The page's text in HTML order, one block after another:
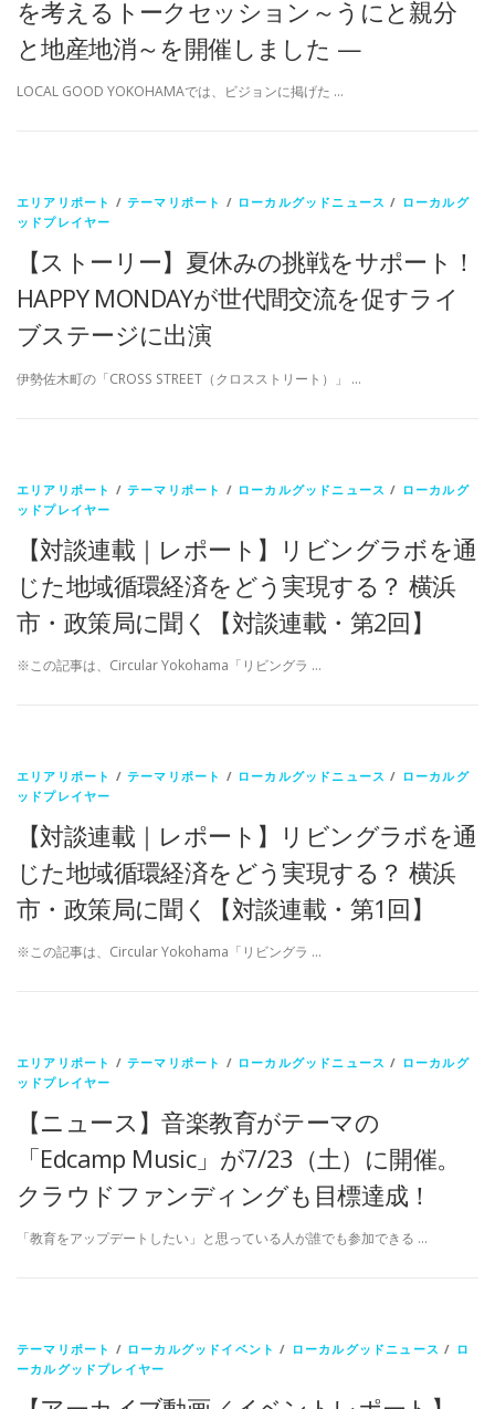
を考えるトークセッション～うにと親分
と地産地消～を開催しました —
LOCAL GOOD YOKOHAMAでは、ビジョンに掲げた …
エリアリポート /テーマリポート / ローカルグッドニュース / ローカルグ
ッドプレイヤー
【ストーリー】夏休みの挑戦をサポート！
HAPPY MONDAYが世代間交流を促すライ
ブステージに出演
伊勢佐木町の「CROSS STREET（クロスストリート）」 …
エリアリポート /テーマリポート / ローカルグッドニュース / ローカルグ
ッドプレイヤー
【対談連載｜レポート】リビングラボを通
じた地域循環経済をどう実現する？ 横浜
市・政策局に聞く【対談連載・第2回】
※この記事は、Circular Yokohama「リビングラ …
エリアリポート /テーマリポート / ローカルグッドニュース / ローカルグ
ッドプレイヤー
【対談連載｜レポート】リビングラボを通
じた地域循環経済をどう実現する？ 横浜
市・政策局に聞く【対談連載・第1回】
※この記事は、Circular Yokohama「リビングラ …
エリアリポート /テーマリポート / ローカルグッドニュース / ローカルグ
ッドプレイヤー
【ニュース】音楽教育がテーマの
「Edcamp Music」が7/23（土）に開催。
クラウドファンディングも目標達成！
「教育をアップデートしたい」と思っている人が誰でも参加できる …
テーマリポート / ローカルグッドイベント / ローカルグッドニュース / ロ
ーカルグッドプレイヤー